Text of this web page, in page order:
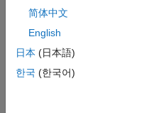
0
L
05/23
10/23
03/24
08/24
01/25
06/25
11/25
04/26
11/23
05/24
11/24
05/25
05/26
타임라인
简体中文
English
日本 (日本語)
한국 (한국어)